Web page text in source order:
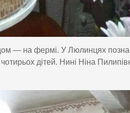
— на фермі. У Люлинцях
дітей. Нині Ніна